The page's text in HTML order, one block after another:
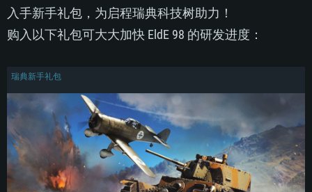
AMD Radeon RX 570 同等级及更高
网络：宽带网络连接
网络：宽带网络连接
硬盘空间：62.2 GB (完整客户端)
图形处理器：NVIDIA GTX 1060 与最新显卡驱动 (至少为半年以内的版本) 或
同等水平的 AMD 显卡 (如 Radeon RX 570) 及最新的显卡驱动 (至少为半年以
内的版本)。
硬盘空间：62.2 GB (完整客户端)
入手新手礼包，为启程瑞典科技树助力！
购入以下礼包可大大加快 EldE 98 的研发进度：
瑞典新手礼包